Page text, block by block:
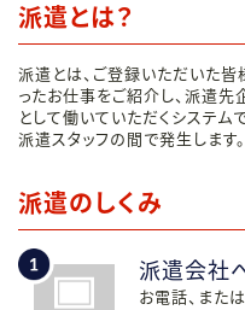
派遣とは？
派遣とは、ご登録いただいた皆
ったお仕事をご紹介し、派遣
として働いていただくシステム
派遣スタッフの間で発生します。
派遣のしくみ
派遣会社
お電話、また